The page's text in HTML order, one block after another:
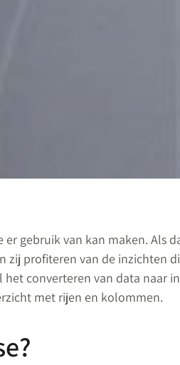
gebruik van kan maken. Als
zij profiteren van de inzichten
converteren van data naar
met rijen en kolommen.